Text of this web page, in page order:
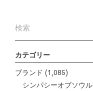
カテゴリー
ブランド (1,085)
シンパシーオブソウル